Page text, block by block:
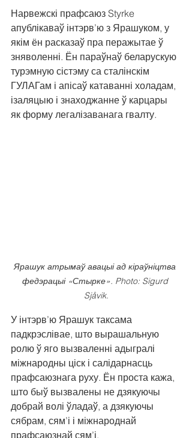
Нарвежскі прафсаюз Styrke
апублікаваў інтэрв’ю з Ярашуком, у
якім ён расказаў пра перажытае ў
зняволенні. Ён параўнаў беларускую
турэмную сістэму са сталінскім
ГУЛАГам і апісаў катаванні холадам,
ізаляцыю і знаходжанне ў карцары
як форму легалізаванага гвалту.
Ярашук атрымаў авацыі ад кіраўніцтва
федэрацыі «Стырке». Photo: Sigurd
Sjåvik.
У інтэрв’ю Ярашук таксама
падкрэслівае, што вырашальную
ролю ў яго вызваленні адыгралі
міжнародны ціск і салідарнасць
прафсаюзнага руху. Ён проста кажа,
што быў вызвалены не дзякуючы
добрай волі ўладаў, а дзякуючы
сябрам, сям’і і міжнароднай
прафсаюзнай сям’і.